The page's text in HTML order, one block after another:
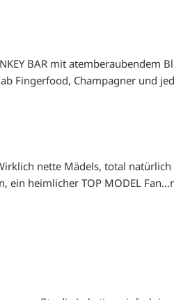
BAR mit atemberaubendem
Fingerfood, Champagner und
nette Mädels, total natürlich
ein heimlicher TOP MODEL